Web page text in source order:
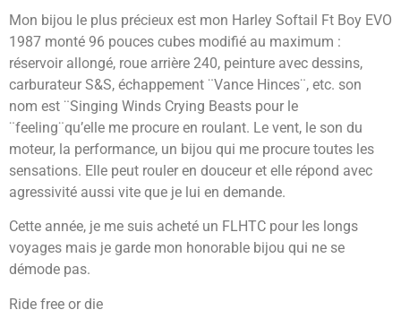
Mon bijou le plus précieux est mon Harley Softail Ft Boy EVO
1987 monté 96 pouces cubes modifié au maximum :
réservoir allongé, roue arrière 240, peinture avec dessins,
carburateur S&S, échappement ¨Vance Hinces¨, etc. son
nom est ¨Singing Winds Crying Beasts pour le
¨feeling¨qu’elle me procure en roulant. Le vent, le son du
moteur, la performance, un bijou qui me procure toutes les
sensations. Elle peut rouler en douceur et elle répond avec
agressivité aussi vite que je lui en demande.
Cette année, je me suis acheté un FLHTC pour les longs
voyages mais je garde mon honorable bijou qui ne se
démode pas.
Ride free or die